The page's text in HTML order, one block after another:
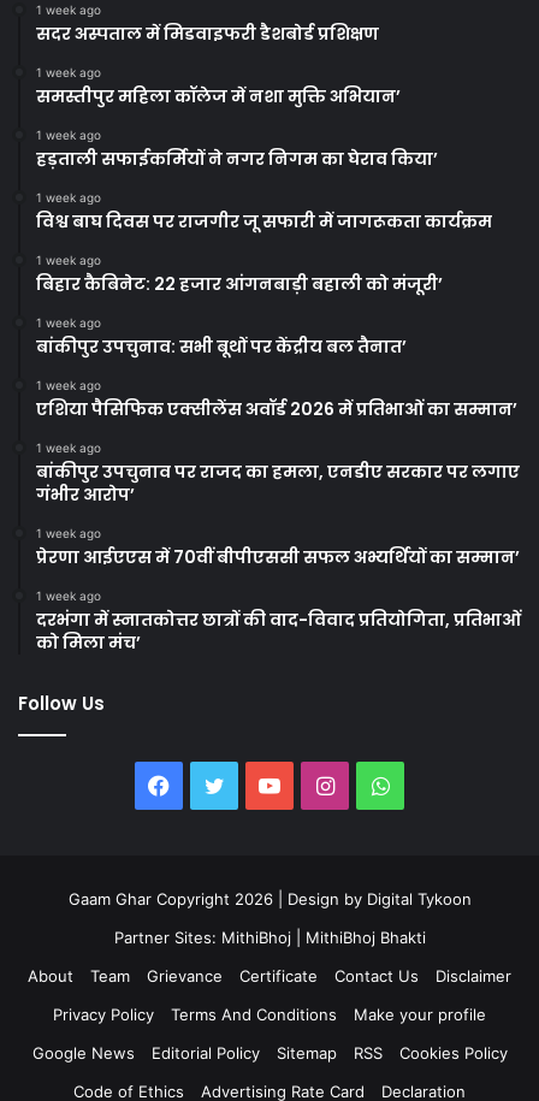
1 week ago
सदर अस्पताल में मिडवाइफरी डैशबोर्ड प्रशिक्षण
1 week ago
समस्तीपुर महिला कॉलेज में नशा मुक्ति अभियान’
1 week ago
हड़ताली सफाईकर्मियों ने नगर निगम का घेराव किया’
1 week ago
विश्व बाघ दिवस पर राजगीर जू सफारी में जागरूकता कार्यक्रम
1 week ago
बिहार कैबिनेट: 22 हजार आंगनबाड़ी बहाली को मंजूरी’
1 week ago
बांकीपुर उपचुनाव: सभी बूथों पर केंद्रीय बल तैनात’
1 week ago
एशिया पैसिफिक एक्सीलेंस अवॉर्ड 2026 में प्रतिभाओं का सम्मान’
1 week ago
बांकीपुर उपचुनाव पर राजद का हमला, एनडीए सरकार पर लगाए
गंभीर आरोप’
1 week ago
प्रेरणा आईएएस में 70वीं बीपीएससी सफल अभ्यर्थियों का सम्मान’
1 week ago
दरभंगा में स्नातकोत्तर छात्रों की वाद-विवाद प्रतियोगिता, प्रतिभाओं
को मिला मंच’
Follow Us
Facebook
TwitterYouTubeInstagramWhatsApp
Gaam Ghar Copyright 2026 | Design by Digital Tykoon
Partner Sites: MithiBhoj
MithiBhoj Bhakti
About
Team Grievance Certificate Contact Us
Disclaimer
Privacy Policy
Terms And Conditions
Make your profile
Google News
Editorial Policy Sitemap RSS
Cookies Policy
Code of Ethics
Advertising Rate Card Declaration